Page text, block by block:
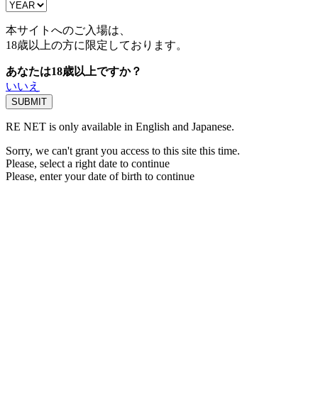
本サイトへのご入場は、
18歳以上の方に限定しております。
あなたは18歳以上ですか？
いいえ
RE NET is only available in English and Japanese.
Sorry, we can't grant you access to this site this time.
Please, select a right date to continue
Please, enter your date of birth to continue